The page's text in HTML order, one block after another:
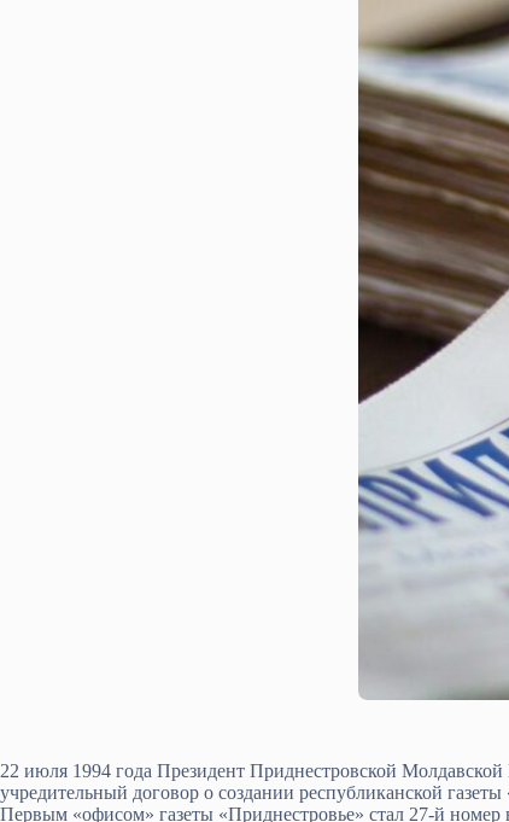
22 июля 1994 года Президент Приднестровской
учредительный договор о создании республиканской
Первым «офисом» газеты «Приднестровье» стал 27-й